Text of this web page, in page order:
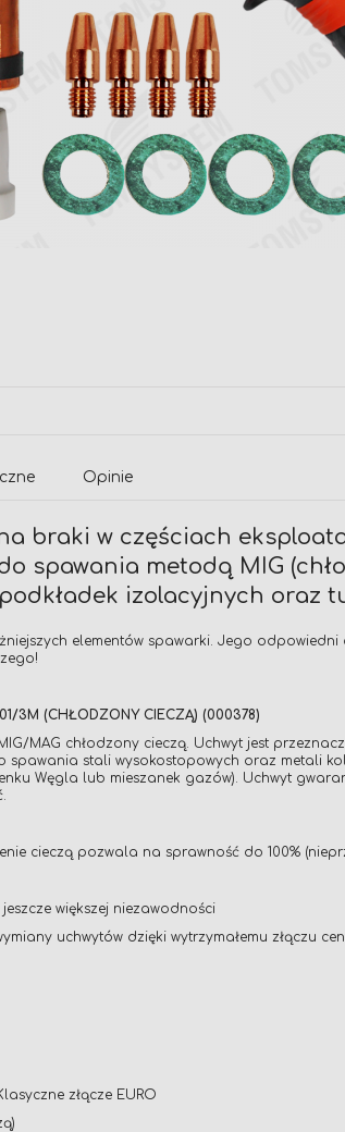
braki w częściach
spawania metodą MIG
izolacyjnych oraz
elementów spawarki. Jego
3M (CHŁODZONY CIECZĄ) (000378)
MAG chłodzony cieczą. Uchwyt jest
spawania stali wysokostopowych oraz metali
Węgla lub mieszanek gazów). Uchwyt
cieczą pozwala na sprawność do 100%
większej niezawodności
uchwytów dzięki wytrzymałemu złączu
złącze EURO
Opinie